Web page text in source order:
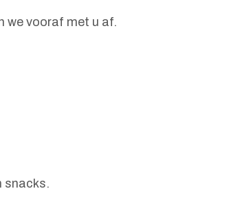
we vooraf met u af.
snacks.